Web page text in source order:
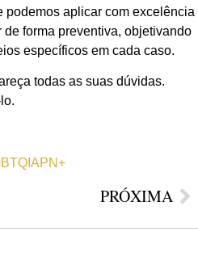
podemos aplicar com excelência
forma preventiva, objetivando
específicos em cada caso.
todas as suas dúvidas.
PRÓXIMA